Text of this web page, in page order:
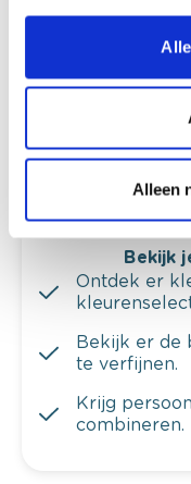
Alleen
Krijg
Krijg ineens
van je muren.
Bekijk
Ontdek er
Bekijk er de
te verfijnen.
Krijg
combineren.